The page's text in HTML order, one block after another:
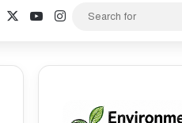
Facebook YouTubeInstagram